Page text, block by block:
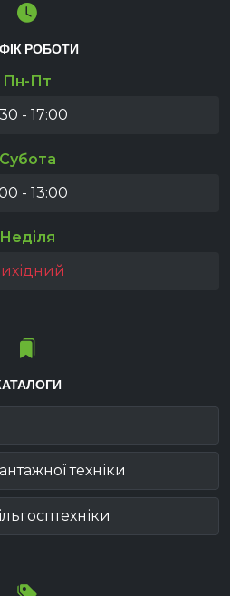
РОБОТИ
Пн-Пт
- 17:00
Субота
- 13:00
Неділя
техніки